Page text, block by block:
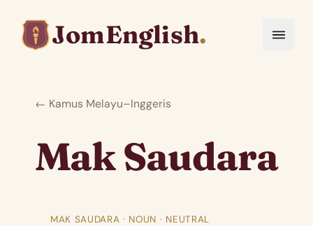
JomEnglish.
← Kamus Melayu–Inggeris
Mak Saudara
MAK SAUDARA · NOUN · NEUTRAL